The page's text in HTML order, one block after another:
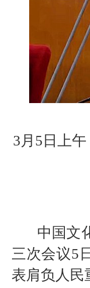
3月5日上
中国文化
三次会议5
表肩负人民